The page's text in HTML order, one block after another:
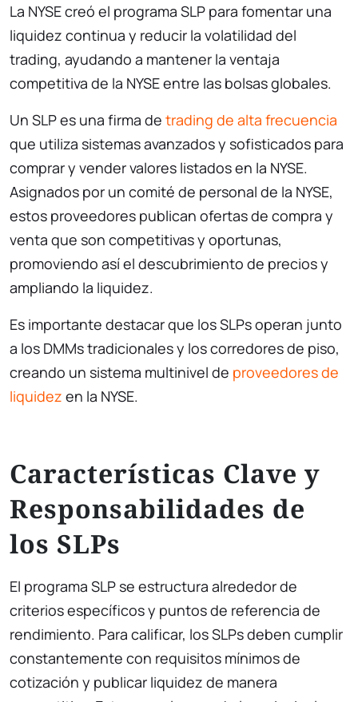
La NYSE creó el programa SLP para fomentar una
liquidez continua y reducir la volatilidad del
trading, ayudando a mantener la ventaja
competitiva de la NYSE entre las bolsas globales.
Un SLP es una firma de trading de alta frecuencia
que utiliza sistemas avanzados y sofisticados para
comprar y vender valores listados en la NYSE.
Asignados por un comité de personal de la NYSE,
estos proveedores publican ofertas de compra y
venta que son competitivas y oportunas,
promoviendo así el descubrimiento de precios y
ampliando la liquidez.
Es importante destacar que los SLPs operan junto
a los DMMs tradicionales y los corredores de piso,
creando un sistema multinivel de proveedores de
liquidez en la NYSE.
Características Clave y
Responsabilidades de
los SLPs
El programa SLP se estructura alrededor de
criterios específicos y puntos de referencia de
rendimiento. Para calificar, los SLPs deben cumplir
constantemente con requisitos mínimos de
cotización y publicar liquidez de manera